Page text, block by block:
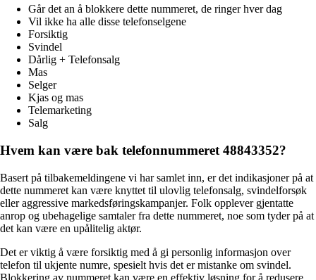
Går det an å blokkere dette nummeret, de ringer hver dag
Vil ikke ha alle disse telefonselgene
Forsiktig
Svindel
Dårlig + Telefonsalg
Mas
Selger
Kjas og mas
Telemarketing
Salg
Hvem kan være bak telefonnummeret 48843352?
Basert på tilbakemeldingene vi har samlet inn, er det indikasjoner på at
dette nummeret kan være knyttet til ulovlig telefonsalg, svindelforsøk
eller aggressive markedsføringskampanjer. Folk opplever gjentatte
anrop og ubehagelige samtaler fra dette nummeret, noe som tyder på at
det kan være en upålitelig aktør.
Det er viktig å være forsiktig med å gi personlig informasjon over
telefon til ukjente numre, spesielt hvis det er mistanke om svindel.
Blokkering av nummeret kan være en effektiv løsning for å redusere